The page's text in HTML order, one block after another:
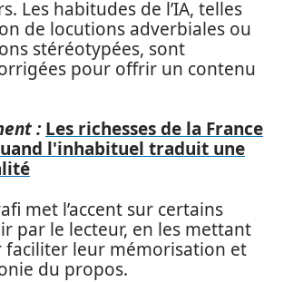
Les habitudes de l’IA, telles
de locutions adverbiales ou
stéréotypées, sont
pour offrir un contenu
: Les richesses de la France
l'inhabituel traduit une
met l’accent sur certains
par le lecteur, en les mettant
faciliter leur mémorisation et
du propos.